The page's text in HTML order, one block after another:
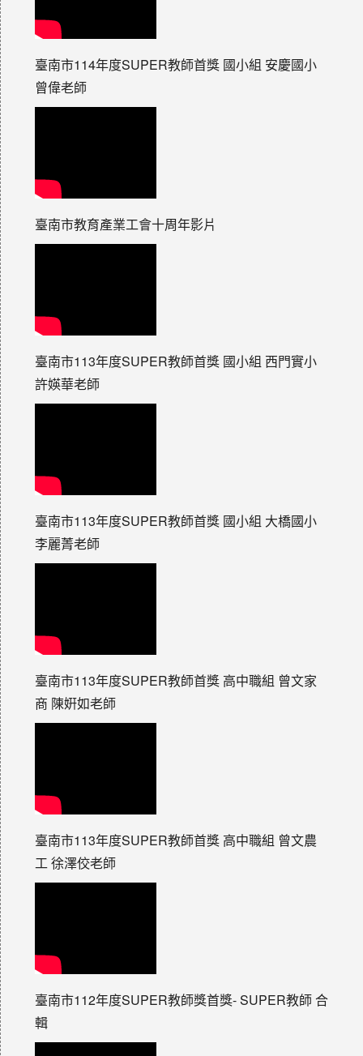
臺南市114年度SUPER教師首獎 國小組 安慶國小
曾偉老師
臺南市教育產業工會十周年影片
臺南市113年度SUPER教師首獎 國小組 西門實小
許媖華老師
臺南市113年度SUPER教師首獎 國小組 大橋國小
李麗菁老師
臺南市113年度SUPER教師首獎 高中職組 曾文家
商 陳姸如老師
臺南市113年度SUPER教師首獎 高中職組 曾文農
工 徐澤佼老師
臺南市112年度SUPER教師獎首獎- SUPER教師 合
輯